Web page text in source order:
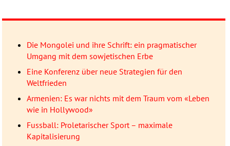
Die Mongolei und ihre Schrift: ein pragmatischer
Umgang mit dem sowjetischen Erbe
Eine Konferenz über neue Strategien für den
Weltfrieden
Armenien: Es war nichts mit dem Traum vom «Leben
wie in Hollywood»
Fussball: Proletarischer Sport – maximale
Kapitalisierung